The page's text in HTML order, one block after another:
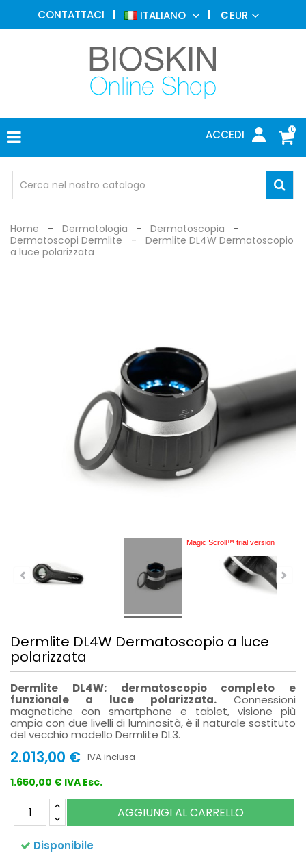
CONTATTACI ITALIANO €EUR
0
ACCEDI
MEDICINA
ESTETICA
DERMATOLOGIA
FOTOTERAPIA
ELETTROMEDICALI
MEDICO
OCCHIALI
DI
Home Dermatologia
Dermatoscopia
Dermatoscopi Dermlite
Dermlite DL4W Dermatoscopio
a luce polarizzata
Magic Scroll™ trial version
Dermlite DL4W Dermatoscopio a luce
polarizzata
Dermlite DL4W: dermatoscopio completo e
funzionale a luce polarizzata. Connessioni
magnetiche con smartphone e tablet, visione più
ampia con due livelli di luminosità, è il naturale sostituto
del vecchio modello Dermlite DL3.
2.013,00 € IVA inclusa
1.650,00 € IVA Esc.
AGGIUNGI AL CARRELLO
Disponibile